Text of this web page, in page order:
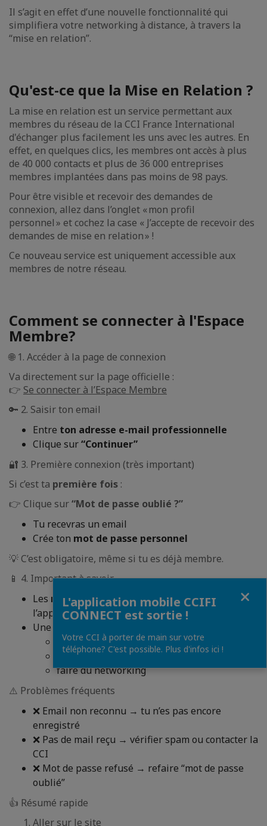
Il s’agit en effet d’une nouvelle fonctionnalité qui
simplifiera votre networking à distance, à travers la
“mise en relation”.
Qu'est-ce que la Mise en Relation ?
La mise en relation est un service permettant aux
membres du réseau de la CCI France International
d'échanger plus facilement les uns avec les autres. En
effet, en quelques clics, les membres ont accès à plus
de 40 000 contacts et plus de 36 000 entreprises
membres implantées dans pas moins de 98 pays.
Pour être visible et recevoir des demandes de
connexion, allez dans l’onglet « mon profil
personnel » et cochez la case « J’accepte de recevoir des
demandes de mise en relation » !
Ce nouveau service est uniquement accessible aux
membres de notre réseau.
Comment se connecter à l'Espace
Membre?
🌐 1. Accéder à la page de connexion
Va directement sur la page officielle :
👉 Se connecter à l’Espace Membre
🔑 2. Saisir ton email
Entre ton adresse e-mail professionnelle
Clique sur“Continuer”
🔐 3. Première connexion (très important)
Si c’est ta première fois :
👉 Clique sur“Mot de passe oublié ?”
Tu recevras un email
Crée ton mot de passe personnel
💡 C’est obligatoire, même si tu es déjà membre.
📱 4. Important à savoir
Les mêmes identifiantsservent aussi pour
l’appli CCIFI Connect
Une fois connecté, tu peux :
voir l’annuaire des entreprises
participer aux événements
faire du networking
⚠️ Problèmes fréquents
❌ Email non reconnu → tu n’es pas encore
enregistré
❌ Pas de mail reçu → vérifier spam ou contacter la
CCI
❌ Mot de passe refusé → refaire “mot de passe
oublié”
👍 Résumé rapide
Aller sur le site
L'application mobile CCIFI
CONNECT est sortie !
Votre CCI à porter de main sur votre
téléphone? C'est possible. Plus d'infos ici !